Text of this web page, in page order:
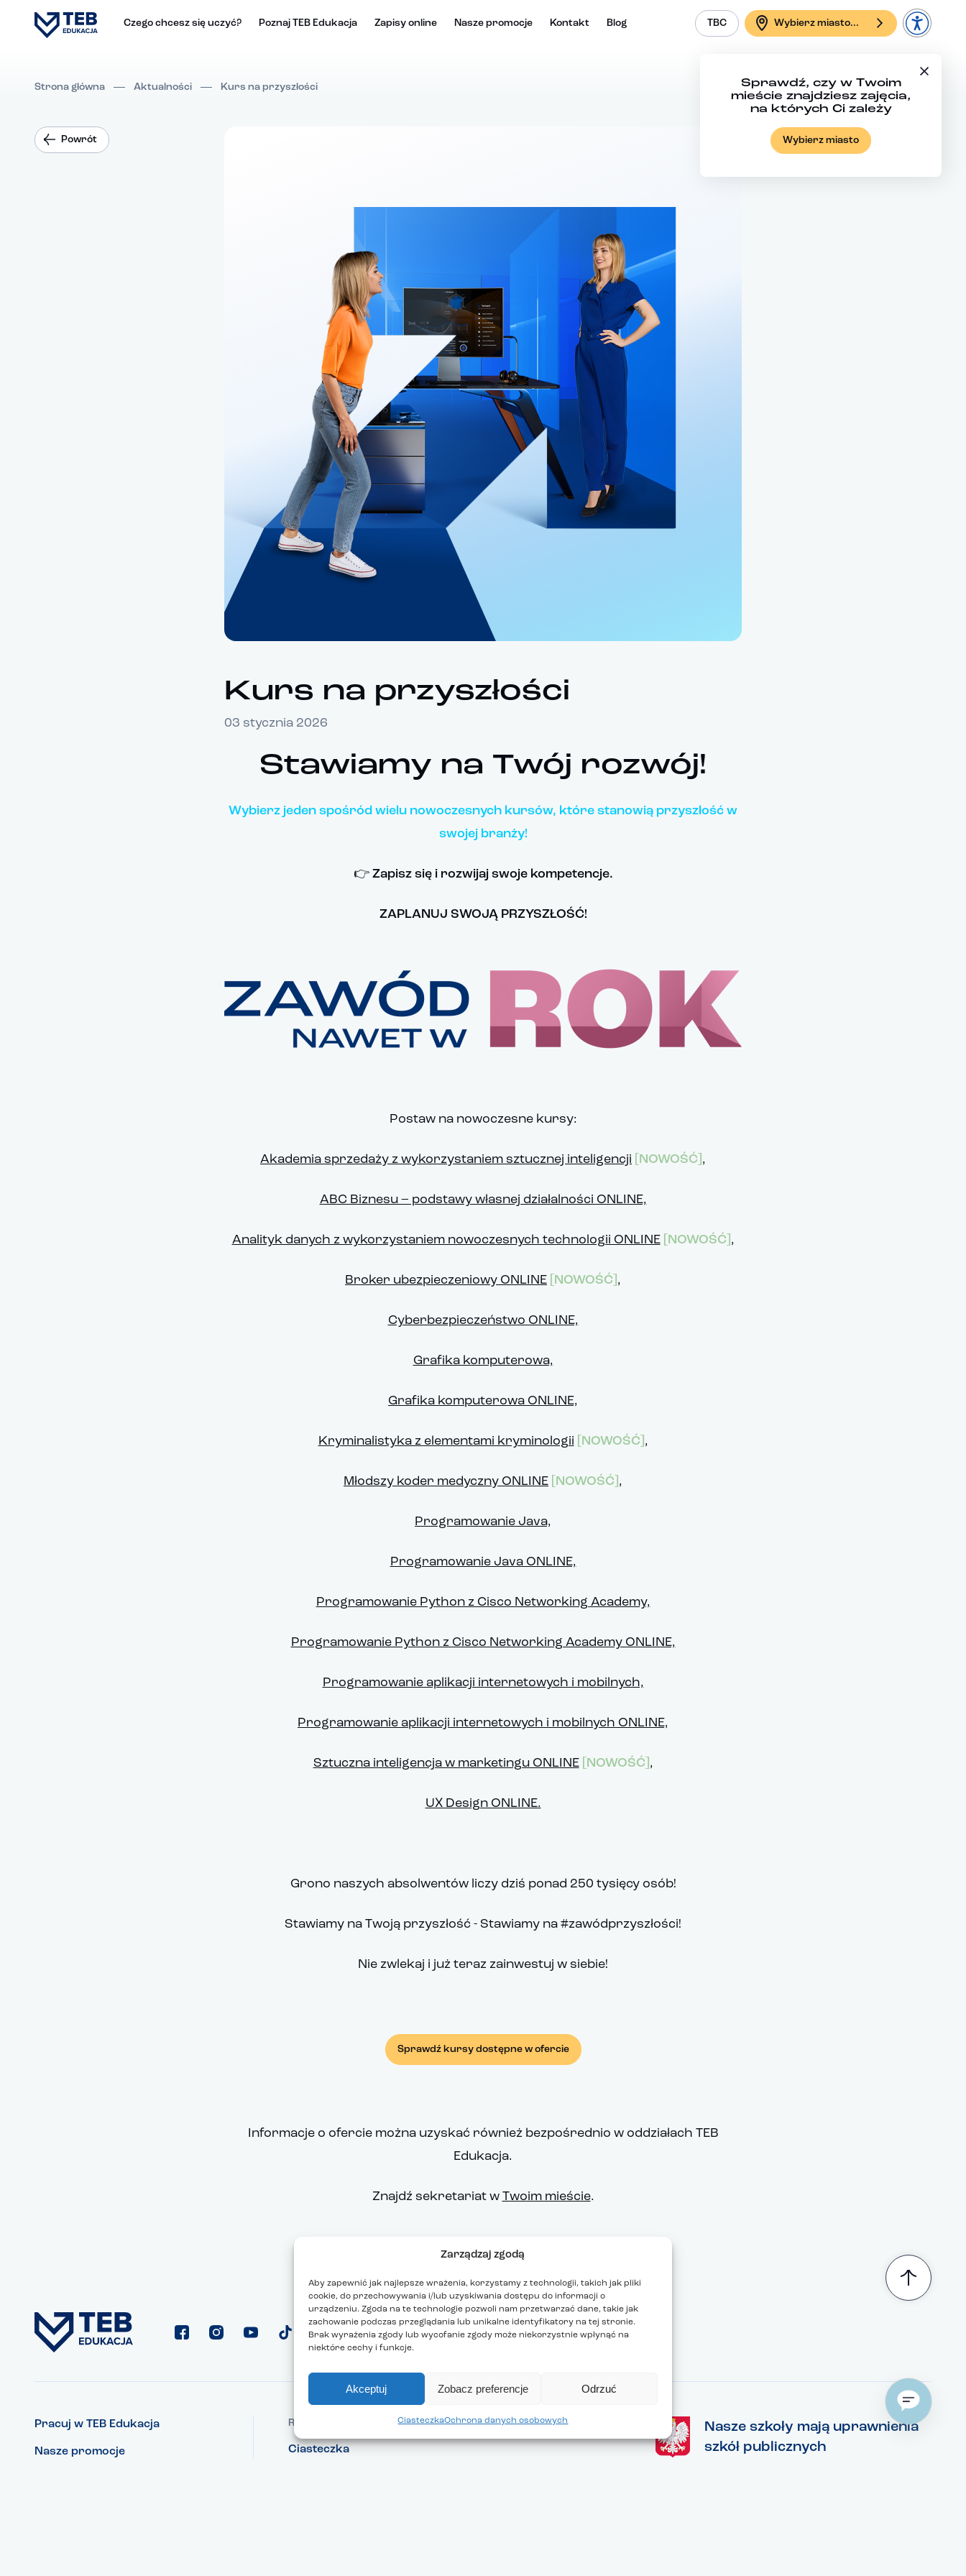
Zarządzaj zgodą
Aby zapewnić jak najlepsze wrażenia, korzystamy z technologii, takich jak pliki
cookie, do przechowywania i/lub uzyskiwania dostępu do informacji o
urządzeniu. Zgoda na te technologie pozwoli nam przetwarzać dane, takie jak
zachowanie podczas przeglądania lub unikalne identyfikatory na tej stronie.
Brak wyrażenia zgody lub wycofanie zgody może niekorzystnie wpłynąć na
niektóre cechy i funkcje.
Akceptuj Odrzuć
Zobacz preferencje
CiasteczkaOchrona danych osobowych
Czego chcesz się uczyć? Poznaj TEB Edukacja Zapisy online Nasze promocje Kontakt Blog TBC Wybierz miasto...
Sprawdź, czy w Twoim
mieście znajdziesz zajęcia,
na których Ci zależy
Wybierz miasto
Strona główna Aktualności Kurs na przyszłości
Powrót
Kurs na przyszłości
03 stycznia 2026
Stawiamy na Twój rozwój!
Wybierz jeden spośród wielu nowoczesnych kursów, które stanowią przyszłość w
swojej branży!
👉 Zapisz się i rozwijaj swoje kompetencje.
ZAPLANUJ SWOJĄ PRZYSZŁOŚĆ!
Postaw na nowoczesne kursy:
Akademia sprzedaży z wykorzystaniem sztucznej inteligencji [NOWOŚĆ] ,
ABC Biznesu – podstawy własnej działalności ONLINE,
Analityk danych z wykorzystaniem nowoczesnych technologii ONLINE [NOWOŚĆ] ,
Broker ubezpieczeniowy ONLINE [NOWOŚĆ] ,
Cyberbezpieczeństwo ONLINE,
Grafika komputerowa,
Grafika komputerowa ONLINE,
Kryminalistyka z elementami kryminologii [NOWOŚĆ] ,
Młodszy koder medyczny ONLINE [NOWOŚĆ] ,
Programowanie Java,
Programowanie Java ONLINE,
Programowanie Python z Cisco Networking Academy,
Programowanie Python z Cisco Networking Academy ONLINE,
Programowanie aplikacji internetowych i mobilnych,
Programowanie aplikacji internetowych i mobilnych ONLINE,
Sztuczna inteligencja w marketingu ONLINE [NOWOŚĆ] ,
UX Design ONLINE.
Grono naszych absolwentów liczy dziś ponad 250 tysięcy osób!
Stawiamy na Twoją przyszłość - Stawiamy na #zawódprzyszłości!
Nie zwlekaj i już teraz zainwestuj w siebie!
Sprawdź kursy dostępne w ofercie
Informacje o ofercie można uzyskać również bezpośrednio w oddziałach TEB
Edukacja.
Znajdź sekretariat w Twoim mieście.
Pracuj w TEB Edukacja
Nasze promocje
REGULAMINY I ZGODY
Ciasteczka
Nasze szkoły mają uprawnienia
szkół publicznych